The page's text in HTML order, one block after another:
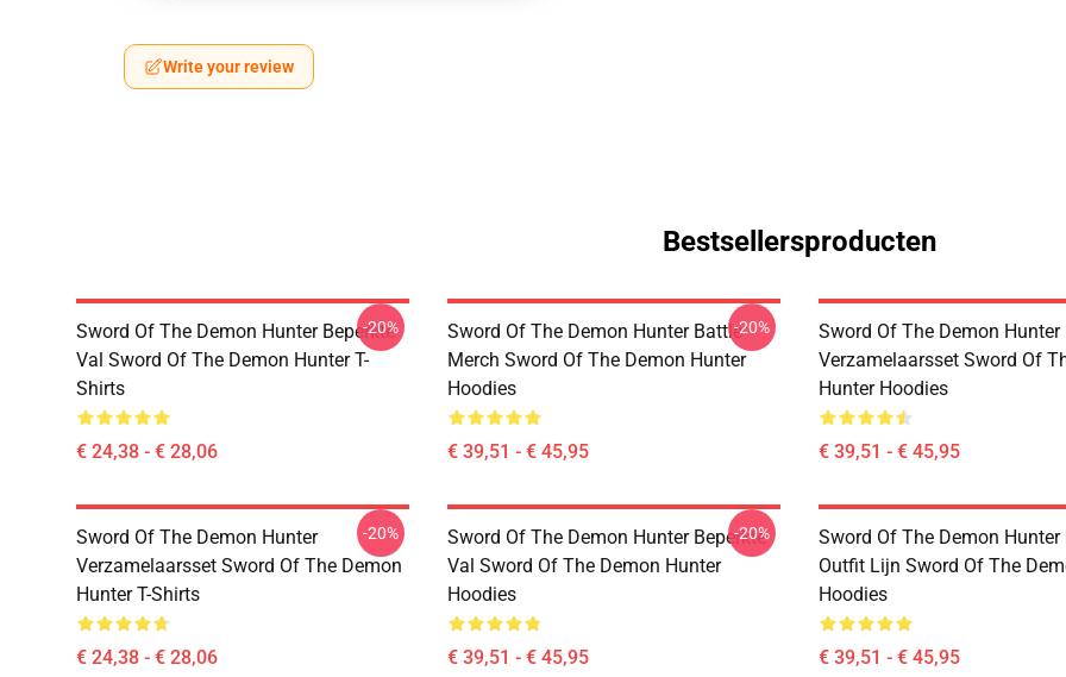
Write your review
Bestsellersproducten
Sword Of The Demon Hunter Beperkte
Val Sword Of The Demon Hunter T-
Shirts
€ 24,38 - € 28,06
-20%
Sword Of The Demon Hunter Battle
Merch Sword Of The Demon Hunter
Hoodies
€ 39,51 - € 45,95
-20%
Sword Of The Demon Hunter
Verzamelaarsset Sword Of
Hunter Hoodies
€ 39,51 - € 45,95
Sword Of The Demon Hunter
Verzamelaarsset Sword Of The Demon
Hunter T-Shirts
€ 24,38 - € 28,06
-20%
Sword Of The Demon Hunter Beperkte
Val Sword Of The Demon Hunter
Hoodies
€ 39,51 - € 45,95
-20%
Sword Of The Demon Hunter
Outfit Lijn Sword Of The
Hoodies
€ 39,51 - € 45,95